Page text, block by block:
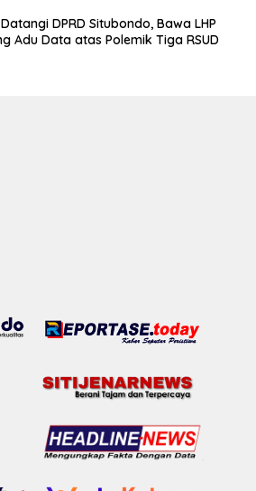
DPRD Situbondo, Bawa LHP
Adu Data atas Polemik Tiga RSUD